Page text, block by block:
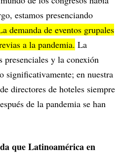
estamos presenciando
demanda de eventos grupales
a la pandemia. La
presenciales y la conexión
significativamente; en nuestra
directores de hoteles siempre
de la pandemia se han
que Latinoamérica en